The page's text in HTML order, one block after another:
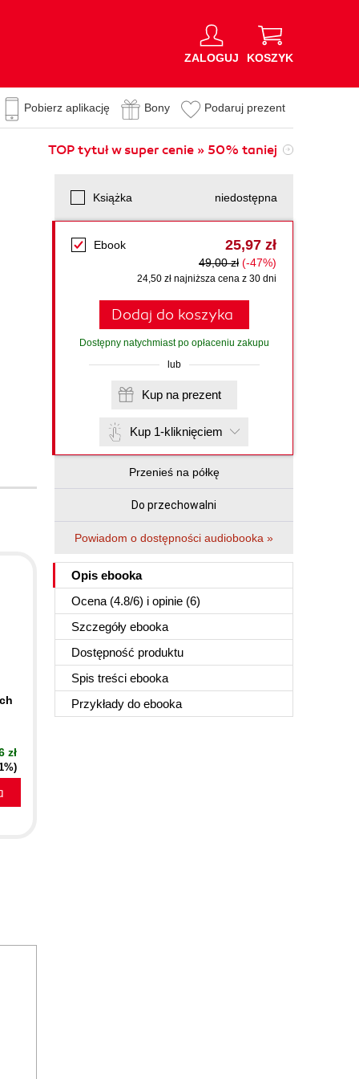
ZALOGUJ KOSZYK
Pobierz aplikację Bony Podaruj prezent
TOP tytuł w super cenie » 50% taniej
Książka niedostępna
Ebook 25,97 zł
49,00 zł (-47%)
24,50 zł najniższa cena z 30 dni
Dodaj do koszyka
Dostępny natychmiast po opłaceniu zakupu
lub
Kup na prezent
Kup 1-kliknięciem
Przenieś na półkę
Do przechowalni
Powiadom o dostępności audiobooka »
Opis ebooka
Ocena (4.8/6) i opinie (6)
Szczegóły ebooka
Dostępność produktu
Spis treści ebooka
Przykłady do ebooka
zł